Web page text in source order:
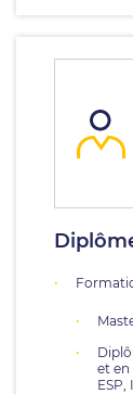
et en
ESP,